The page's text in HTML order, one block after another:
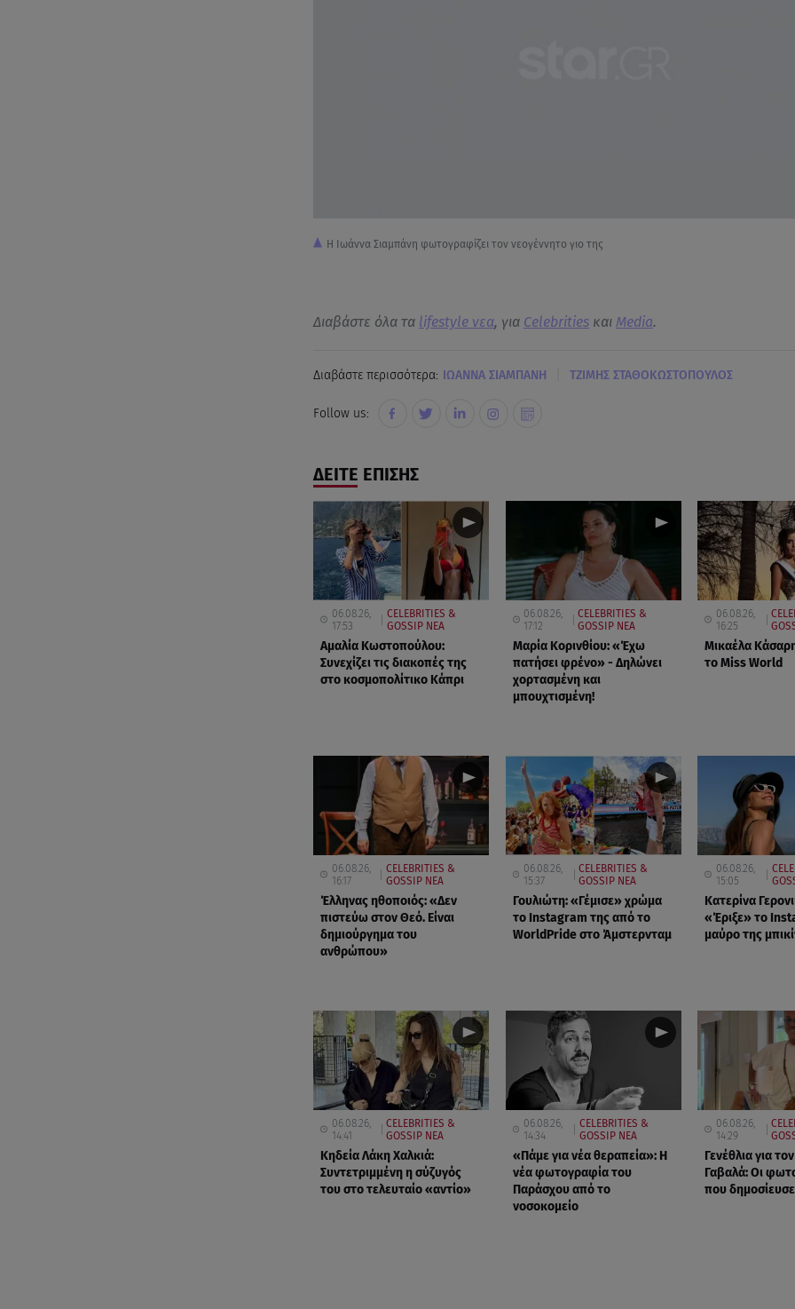
Η Ιωάννα Σιαμπάνη φωτογραφίζει τον νεογέννητο γιο της
Διαβάστε όλα τα lifestyle νεα, για Celebritiesκαι Media.
Διαβάστε περισσότερα: IΩΑΝΝΑ ΣΙΑΜΠΑΝΗ ΤΖΙΜΗΣ ΣΤΑΘΟΚΩΣΤΟΠΟΥΛΟΣ
Follow us:
ΔΕΙΤΕ ΕΠΙΣΗΣ
06.08.26,
17:53
CELEBRITIES &
GOSSIP ΝΕΑ
Αμαλία Κωστοπούλου:
Συνεχίζει τις διακοπές της
στο κοσμοπολίτικο Κάπρι
06.08.26,
17:12
CELEBRITIES &
GOSSIP ΝΕΑ
Μαρία Κορινθίου: «Έχω
πατήσει φρένο» - Δηλώνει
χορτασμένη και
μπουχτισμένη!
06.08.26,
16:25
Μικαέλα
το Miss World
06.08.26,
16:17
CELEBRITIES &
GOSSIP ΝΕΑ
Έλληνας ηθοποιός: «Δεν
πιστεύω στον Θεό. Είναι
δημιούργημα του
ανθρώπου»
06.08.26,
15:37
CELEBRITIES &
GOSSIP ΝΕΑ
Γουλιώτη: «Γέμισε» χρώμα
το Instagram της από το
WorldPride στο Άμστερνταμ
06.08.26,
15:05
Κατερίνα
«Έριξε» το
μαύρο της
06.08.26,
14:41
CELEBRITIES &
GOSSIP ΝΕΑ
Κηδεία Λάκη Χαλκιά:
Συντετριμμένη η σύζυγός
του στο τελευταίο «αντίο»
06.08.26,
14:34
CELEBRITIES &
GOSSIP ΝΕΑ
«Πάμε για νέα θεραπεία»: Η
νέα φωτογραφία του
Παράσχου από το
νοσοκομείο
06.08.26,
14:29
Γενέθλια για
Γαβαλά: Οι
που δημοσίευσε